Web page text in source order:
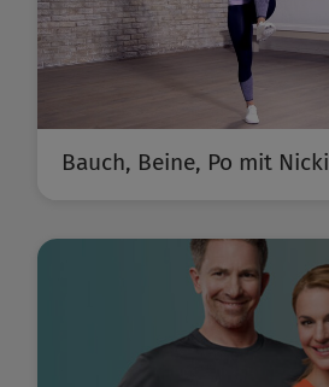
Bauch, Beine, Po mit Nicki